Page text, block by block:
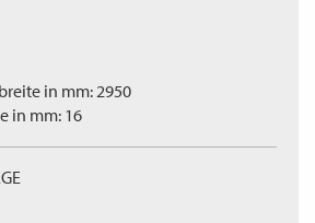
in mm: 2950
in mm: 16